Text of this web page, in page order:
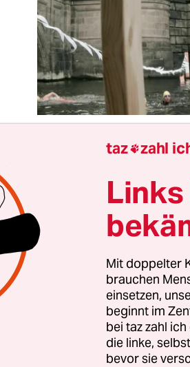
kommt selten allein.
Stadtschlosses hat viele
städtebauliche „Wer A
für das Humboldt Forum
Preußenschlosses.
die Altstadt auf der anderen
hieß es bald. Vorbilder
historischen Berlins
Main oder den Neumarkt
taz zahl
Mit doppelter
brauchen
einsetzen,
beginnt im
bei taz zahl
die linke,
bevor sie